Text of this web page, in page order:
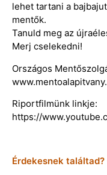
lehet tartani a
mentők.
Tanuld meg az
Merj cselekedni!
Országos
Riportfilmünk linkje:
https://
Érdekesnek